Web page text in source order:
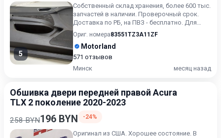
5
Собственный склад хранения, более 600 тыс.
запчастей в наличии. Проверочный срок.
Доставка по РБ, на ПВЗ - бесплатно. Для
получения актуальн...
Ориг. номера83551TZ3A11ZF
Motorland
571 отзывов
Минск
месяц назад
Обшивка двери передней правой Acura
TLX 2 поколение 2020-2023
258 BYN196 BYN -24%
Оригинал из США. Хорошее состояние. В